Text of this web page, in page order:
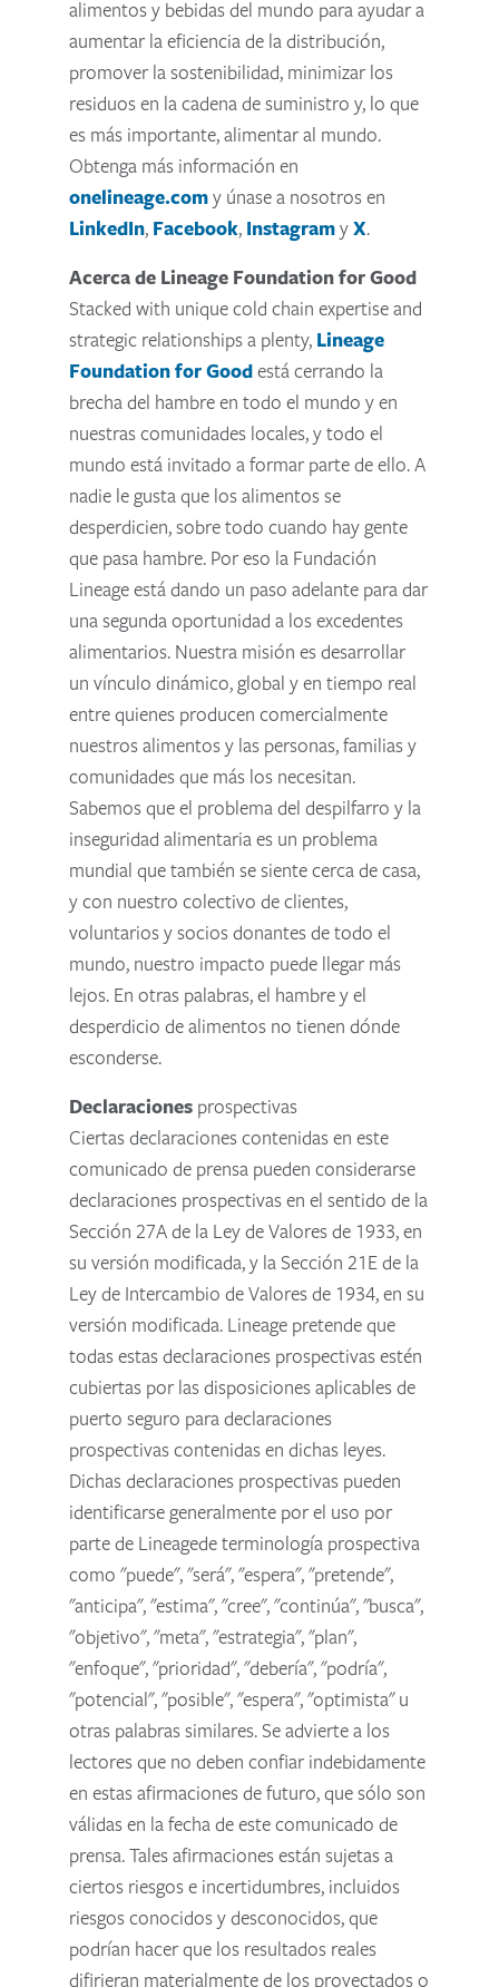
alimentos y bebidas del mundo para ayudar a
aumentar la eficiencia de la distribución,
promover la sostenibilidad, minimizar los
residuos en la cadena de suministro y, lo que
es más importante, alimentar al mundo.
Obtenga más información en
onelineage.comy únase a nosotros en
LinkedIn, Facebook, InstagramyX.
Acerca de Lineage Foundation for Good
Stacked with unique cold chain expertise and
strategic relationships a plenty, Lineage
Foundation for Goodestá cerrando la
brecha del hambre en todo el mundo y en
nuestras comunidades locales, y todo el
mundo está invitado a formar parte de ello. A
nadie le gusta que los alimentos se
desperdicien, sobre todo cuando hay gente
que pasa hambre. Por eso la Fundación
Lineage está dando un paso adelante para dar
una segunda oportunidad a los excedentes
alimentarios. Nuestra misión es desarrollar
un vínculo dinámico, global y en tiempo real
entre quienes producen comercialmente
nuestros alimentos y las personas, familias y
comunidades que más los necesitan.
Sabemos que el problema del despilfarro y la
inseguridad alimentaria es un problema
mundial que también se siente cerca de casa,
y con nuestro colectivo de clientes,
voluntarios y socios donantes de todo el
mundo, nuestro impacto puede llegar más
lejos. En otras palabras, el hambre y el
desperdicio de alimentos no tienen dónde
esconderse.
Declaraciones prospectivas
Ciertas declaraciones contenidas en este
comunicado de prensa pueden considerarse
declaraciones prospectivas en el sentido de la
Sección 27A de la Ley de Valores de 1933, en
su versión modificada, y la Sección 21E de la
Ley de Intercambio de Valores de 1934, en su
versión modificada. Lineage pretende que
todas estas declaraciones prospectivas estén
cubiertas por las disposiciones aplicables de
puerto seguro para declaraciones
prospectivas contenidas en dichas leyes.
Dichas declaraciones prospectivas pueden
identificarse generalmente por el uso por
parte de Lineagede terminología prospectiva
como "puede", "será", "espera", "pretende",
"anticipa", "estima", "cree", "continúa", "busca",
"objetivo", "meta", "estrategia", "plan",
"enfoque", "prioridad", "debería", "podría",
"potencial", "posible", "espera", "optimista" u
otras palabras similares. Se advierte a los
lectores que no deben confiar indebidamente
en estas afirmaciones de futuro, que sólo son
válidas en la fecha de este comunicado de
prensa. Tales afirmaciones están sujetas a
ciertos riesgos e incertidumbres, incluidos
riesgos conocidos y desconocidos, que
podrían hacer que los resultados reales
difirieran materialmente de los proyectados o